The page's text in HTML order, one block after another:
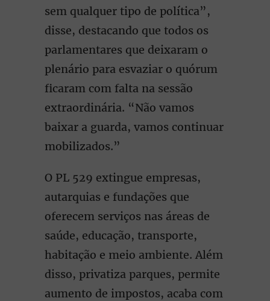
sem qualquer tipo de política”,
disse, destacando que todos os
parlamentares que deixaram o
plenário para esvaziar o quórum
ficaram com falta na sessão
extraordinária. “Não vamos
baixar a guarda, vamos continuar
mobilizados.”
O PL 529 extingue empresas,
autarquias e fundações que
oferecem serviços nas áreas de
saúde, educação, transporte,
habitação e meio ambiente. Além
disso, privatiza parques, permite
aumento de impostos, acaba com